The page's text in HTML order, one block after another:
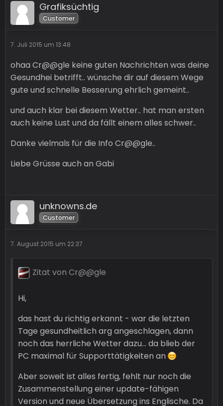
Grafiksüchtig
Customer
7. Juli 2015 um 13:48
ohaa Cr@@gle keine guten Nachrichten was deine
Gesundhei betrifft.. wünsche dir auf diesem Wege
gute und schnelle Besserung ehrlich gemeint..
und auch klar bei diesem Wetter.. hat man ersten
auch keine Lust und da fällt einem alles schwer..
Danke vielmals für die Info Cr@@gle..
Liebe Grüsse auch an Gabi
unknowns.de
Customer
7. August 2015 um 22:37
Zitat von Cr@@gle
Hi,
das hast du richtig erkannt - war die letzten
Tage gesundheitlich arg angeschlagen, dann
noch das herrliche Wetter dazu... da blieb der
PC maximal für Supporttätigkeiten an
Aber soweit ist alles fertig, fehlt nur noch die
Zusammenstellung einer update-fähigen
Version und neue Übersetzung ins Englische. Da